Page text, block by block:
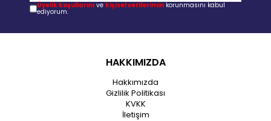
Üyelik koşullarını ve kişisel verilerimin korunmasını kabul
ediyorum.
HAKKIMIZDA
Hakkımızda
Gizlilik Politikası
KVKK
İletişim